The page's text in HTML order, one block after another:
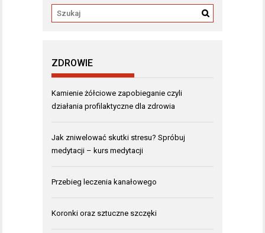
ZDROWIE
Kamienie żółciowe zapobieganie czyli
działania profilaktyczne dla zdrowia
Jak zniwelować skutki stresu? Spróbuj
medytacji – kurs medytacji
Przebieg leczenia kanałowego
Koronki oraz sztuczne szczęki